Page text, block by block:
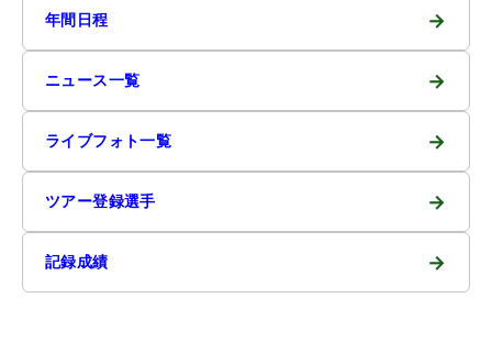
年間日程 →
ニュース一覧 →
ライブフォト一覧 →
ツアー登録選手 →
記録成績 →